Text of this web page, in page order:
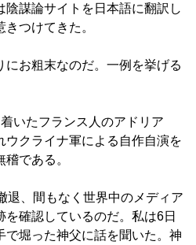
陰謀論サイトを日本語に翻訳し
つけてきた。
お粗末なのだ。一例を挙げる
いたフランス人のアドリア
ウクライナ軍による自作自演を
である。
、間もなく世界中のメディア
確認しているのだ。私は6日
で堀った神父に話を聞いた。神